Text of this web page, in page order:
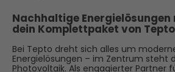
Nachhaltige Energielösungen
dein Komplettpaket von Tepto
Bei Tepto dreht sich alles um
Energielösungen – im Zentrum steht
Photovoltaik. Als engagierter Partner